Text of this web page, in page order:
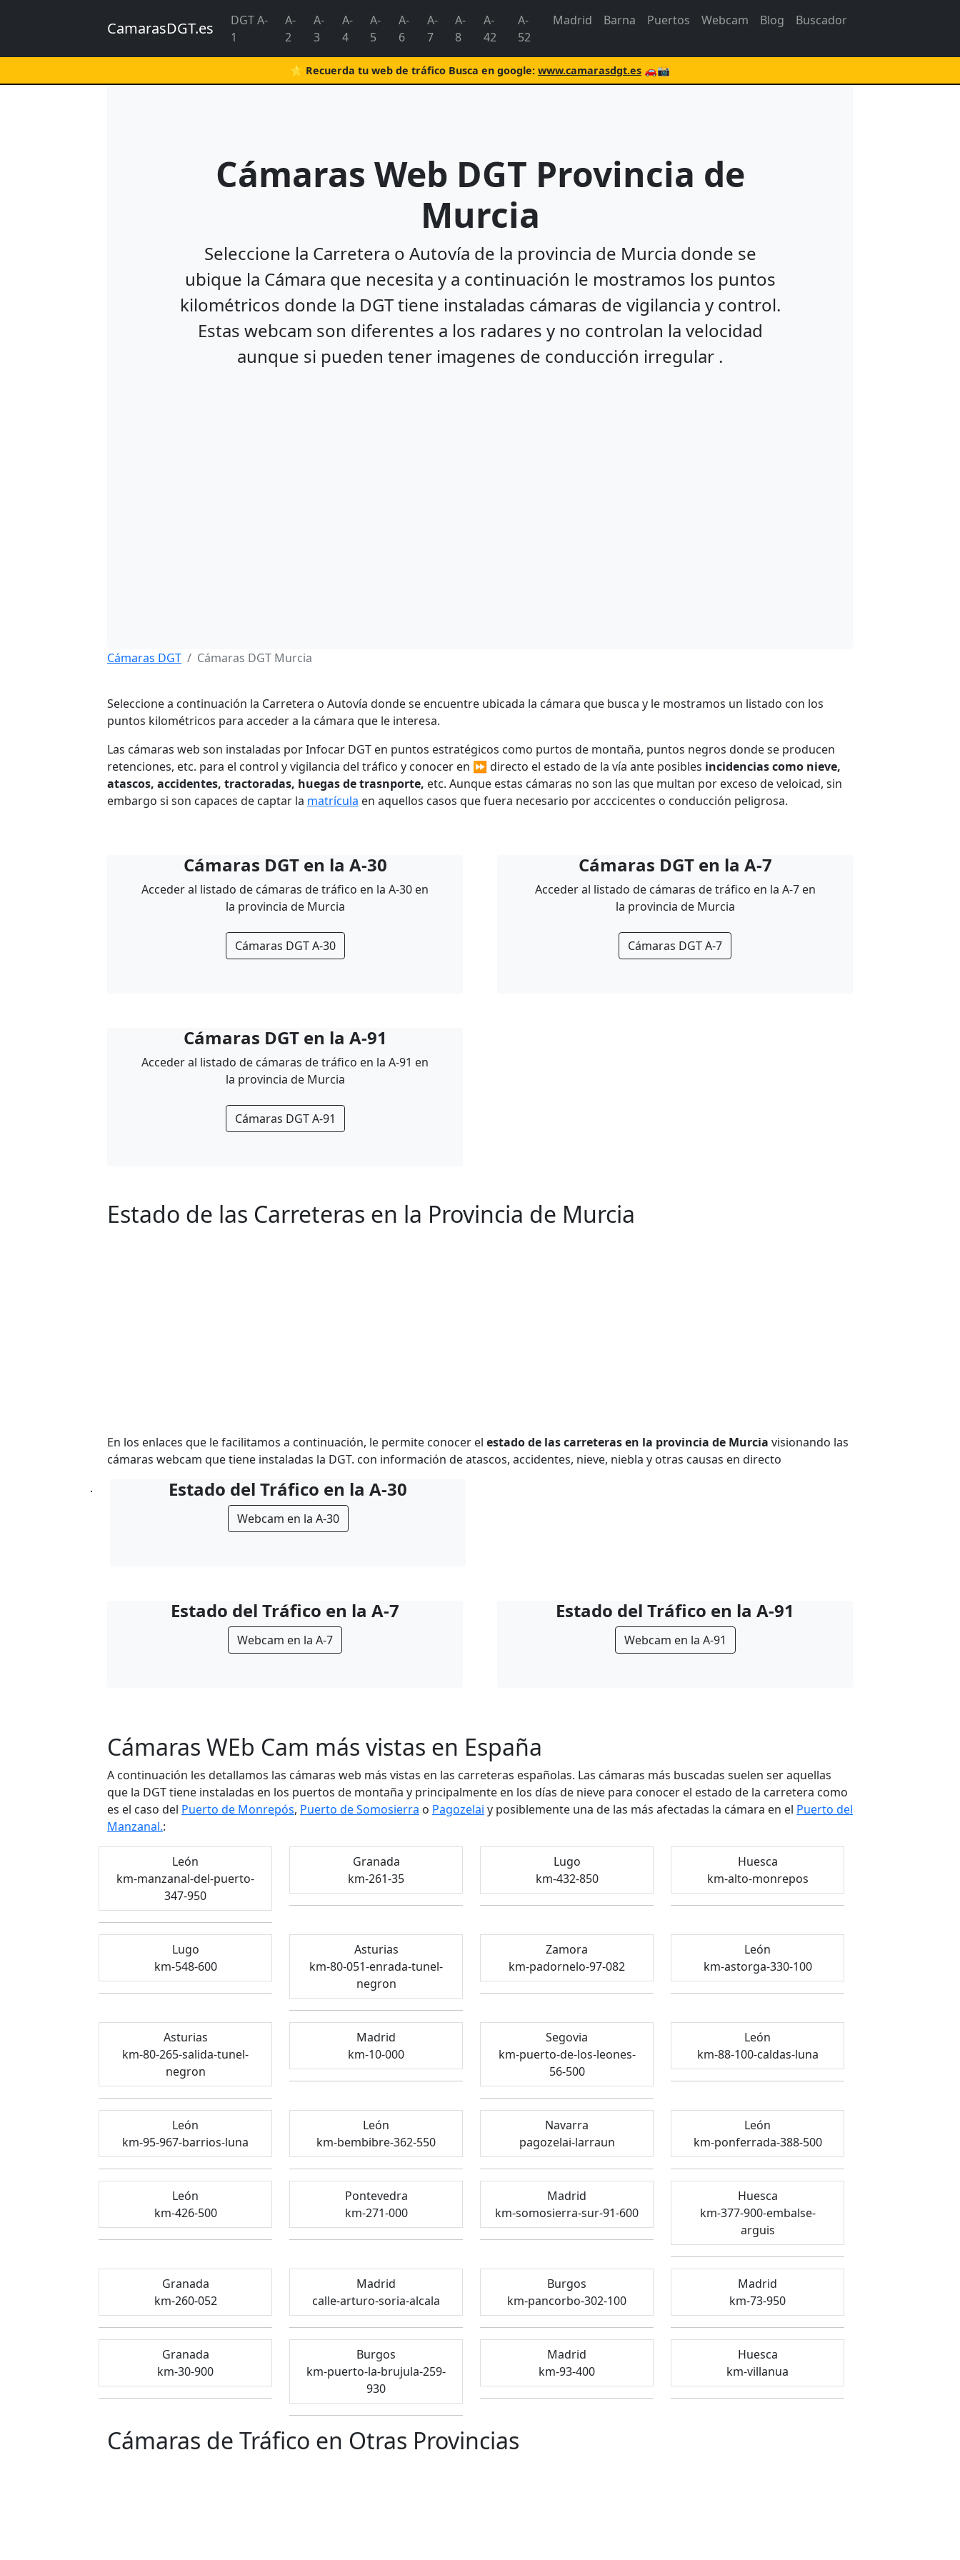
CamarasDGT.es
DGT A-
1
A-
2
A-
3
A-
4
A-
5
A-
6
A-
7
A-
8
A-
42
A-
52
Madrid Barna Puertos Webcam Blog Buscador
⭐ Recuerda tu web de tráfico Busca en google: www.camarasdgt.es 🚗📸
Cámaras Web DGT Provincia de
Murcia
Seleccione la Carretera o Autovía de la provincia de Murcia donde se
ubique la Cámara que necesita y a continuación le mostramos los puntos
kilométricos donde la DGT tiene instaladas cámaras de vigilancia y control.
Estas webcam son diferentes a los radares y no controlan la velocidad
aunque si pueden tener imagenes de conducción irregular .
Cámaras DGT Cámaras DGT Murcia
Seleccione a continuación la Carretera o Autovía donde se encuentre ubicada la cámara que busca y le mostramos un listado con los
puntos kilométricos para acceder a la cámara que le interesa.
Las cámaras web son instaladas por Infocar DGT en puntos estratégicos como purtos de montaña, puntos negros donde se producen
retenciones, etc. para el control y vigilancia del tráfico y conocer en ⏩ directo el estado de la vía ante posibles incidencias como nieve,
atascos, accidentes, tractoradas, huegas de trasnporte, etc. Aunque estas cámaras no son las que multan por exceso de veloicad, sin
embargo si son capaces de captar la matrícula en aquellos casos que fuera necesario por acccicentes o conducción peligrosa.
Cámaras DGT en la A-30
Acceder al listado de cámaras de tráfico en la A-30 en
la provincia de Murcia
Cámaras DGT A-30
Cámaras DGT en la A-7
Acceder al listado de cámaras de tráfico en la A-7 en
la provincia de Murcia
Cámaras DGT A-7
Cámaras DGT en la A-91
Acceder al listado de cámaras de tráfico en la A-91 en
la provincia de Murcia
Cámaras DGT A-91
Estado de las Carreteras en la Provincia de Murcia
En los enlaces que le facilitamos a continuación, le permite conocer el estado de las carreteras en la provincia de Murcia visionando las
cámaras webcam que tiene instaladas la DGT. con información de atascos, accidentes, nieve, niebla y otras causas en directo
.
Estado del Tráfico en la A-30
Webcam en la A-30
Estado del Tráfico en la A-7
Webcam en la A-7
Estado del Tráfico en la A-91
Webcam en la A-91
Cámaras WEb Cam más vistas en España
A continuación les detallamos las cámaras web más vistas en las carreteras españolas. Las cámaras más buscadas suelen ser aquellas
que la DGT tiene instaladas en los puertos de montaña y principalmente en los días de nieve para conocer el estado de la carretera como
es el caso del Puerto de Monrepós, Puerto de Somosierra o Pagozelai y posiblemente una de las más afectadas la cámara en el Puerto del
Manzanal.:
León
km-manzanal-del-puerto-
347-950
Granada
km-261-35
Lugo
km-432-850
Huesca
km-alto-monrepos
Lugo
km-548-600
Asturias
km-80-051-enrada-tunel-
negron
Zamora
km-padornelo-97-082
León
km-astorga-330-100
Asturias
km-80-265-salida-tunel-
negron
Madrid
km-10-000
Segovia
km-puerto-de-los-leones-
56-500
León
km-88-100-caldas-luna
León
km-95-967-barrios-luna
León
km-bembibre-362-550
Navarra
pagozelai-larraun
León
km-ponferrada-388-500
León
km-426-500
Pontevedra
km-271-000
Madrid
km-somosierra-sur-91-600
Huesca
km-377-900-embalse-
arguis
Granada
km-260-052
Madrid
calle-arturo-soria-alcala
Burgos
km-pancorbo-302-100
Madrid
km-73-950
Granada
km-30-900
Burgos
km-puerto-la-brujula-259-
930
Madrid
km-93-400
Huesca
km-villanua
Cámaras de Tráfico en Otras Provincias